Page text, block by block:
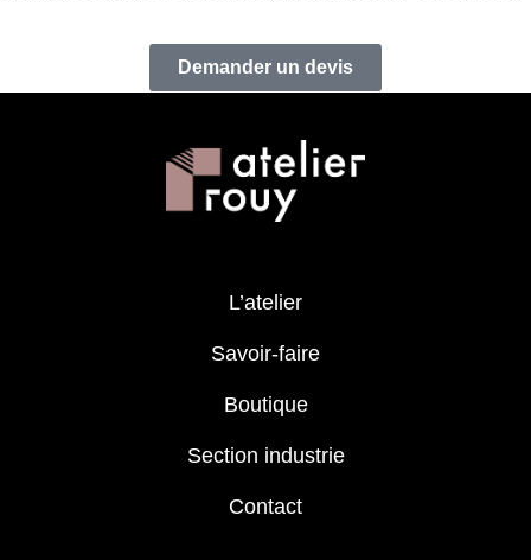
Demander un devis
L’atelier
Savoir-faire
Boutique
Section industrie
Contact